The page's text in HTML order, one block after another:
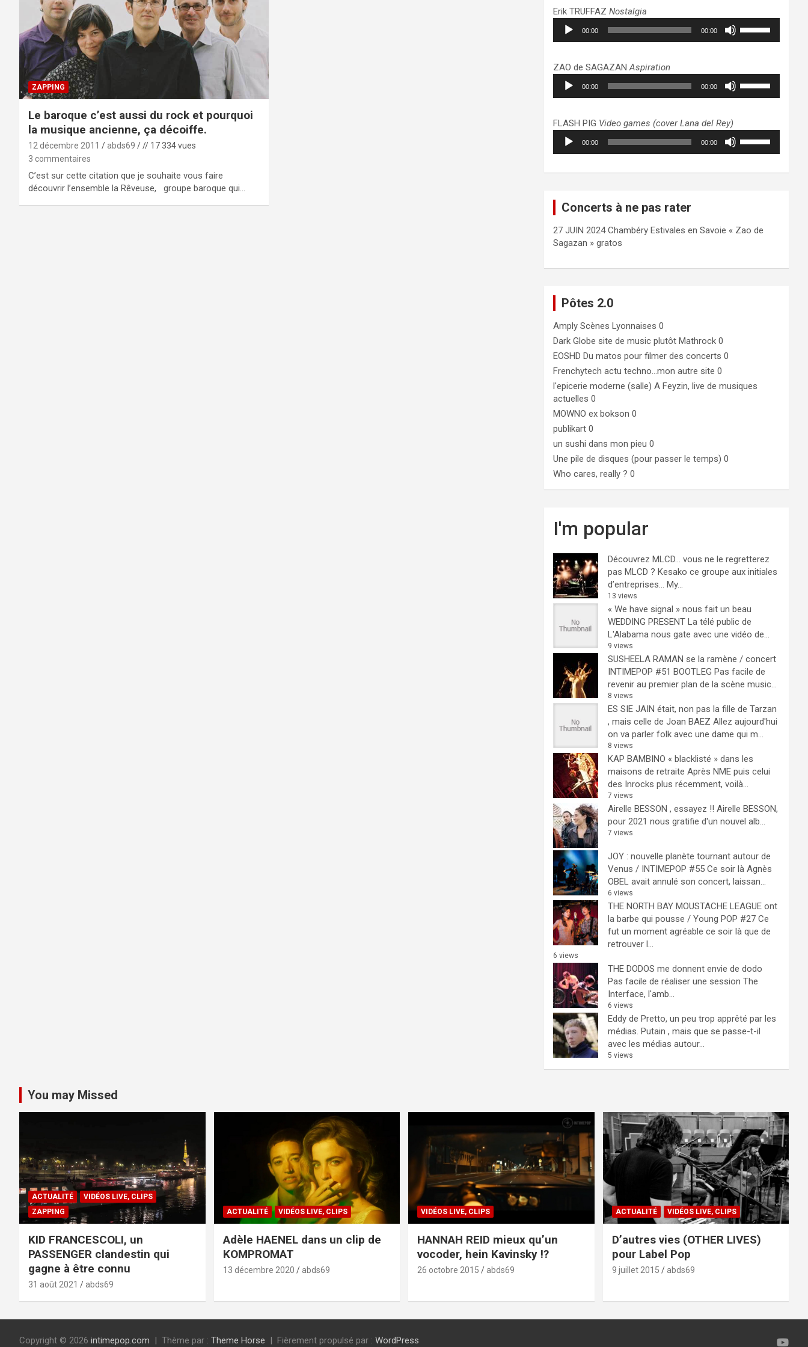
ZAPPING
Le baroque c’est aussi du rock et pourquoi
la musique ancienne, ça décoiffe.
12 décembre 2011 abds69
// 17 334 vues
3 commentaires
C’est sur cette citation que je souhaite vous faire
découvrir l’ensemble la Rêveuse, groupe baroque qui…
pour
augmenter
ou
volume.
Erik TRUFFAZNostalgia
Lecteur
audio
00:00 00:00
pour
augmenter
ou
volume.
ZAO de SAGAZANAspiration
Lecteur
audio
00:00 00:00
pour
augmenter
ou
FLASH PIG Video games (cover Lana del Rey)
Lecteur
audio
00:00 00:00
haut/bas
le
Concerts à ne pas rater
27 JUIN 2024 Chambéry Estivales en Savoie « Zao de
Sagazan » gratos
Pôtes 2.0
Amply Scènes Lyonnaises 0
Dark Globe site de music plutôt Mathrock 0
EOSHD Du matos pour filmer des concerts 0
Frenchytech actu techno…mon autre site 0
l'epicerie moderne (salle) A Feyzin, live de musiques
actuelles 0
MOWNO ex bokson 0
publikart 0
un sushi dans mon pieu 0
Une pile de disques (pour passer le temps) 0
Who cares, really ? 0
I'm popular
Découvrez MLCD… vous ne le regretterez
pas MLCD ? Kesako ce groupe aux initiales
d’entreprises… My...
13 views
« We have signal » nous fait un beau
WEDDING PRESENT La télé public de
L'Alabama nous gate avec une vidéo de...
9 views
SUSHEELA RAMAN se la ramène / concert
INTIMEPOP #51 BOOTLEG Pas facile de
revenir au premier plan de la scène music...
8 views
ES SIE JAIN était, non pas la fille de Tarzan
, mais celle de Joan BAEZ Allez aujourd'hui
on va parler folk avec une dame qui m...
8 views
KAP BAMBINO « blacklisté » dans les
maisons de retraite Après NME puis celui
des Inrocks plus récemment, voilà...
7 views
Airelle BESSON , essayez !! Airelle BESSON,
pour 2021 nous gratifie d'un nouvel alb...
7 views
JOY : nouvelle planète tournant autour de
Venus / INTIMEPOP #55 Ce soir là Agnès
OBEL avait annulé son concert, laissan...
6 views
THE NORTH BAY MOUSTACHE LEAGUE ont
la barbe qui pousse / Young POP #27 Ce
fut un moment agréable ce soir là que de
retrouver l...
6 views
THE DODOS me donnent envie de dodo
Pas facile de réaliser une session The
Interface, l'amb...
6 views
Eddy de Pretto, un peu trop apprêté par les
médias. Putain , mais que se passe-t-il
avec les médias autour...
5 views
You may Missed
ACTUALITÉ
VIDÉOS LIVE, CLIPS
ZAPPING
KID FRANCESCOLI, un
PASSENGER clandestin qui
gagne à être connu
31 août 2021 abds69
ACTUALITÉ VIDÉOS LIVE, CLIPS
Adèle HAENEL dans un clip de
KOMPROMAT
13 décembre 2020 abds69
VIDÉOS LIVE, CLIPS
HANNAH REID mieux qu’un
vocoder, hein Kavinsky !?
26 octobre 2015 abds69
ACTUALITÉ VIDÉOS LIVE, CLIPS
D’autres vies (OTHER LIVES)
pour Label Pop
9 juillet 2015 abds69
Copyright © 2026 intimepop.com Thème par : Theme Horse Fièrement propulsé par : WordPress